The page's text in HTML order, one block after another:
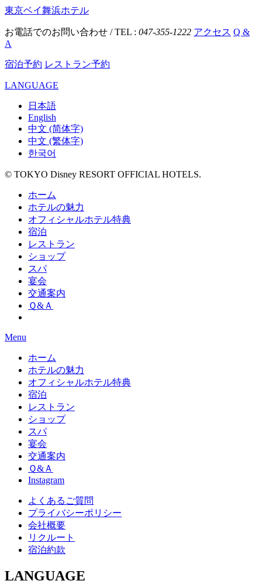
東京ベイ舞浜ホテル
お電話でのお問い合わせ / TEL : 047-355-1222 アクセス Q &
A
宿泊予約 レストラン予約
LANGUAGE
日本語
English
中文 (简体字)
中文 (繁体字)
한국어
© TOKYO Disney RESORT OFFICIAL HOTELS.
ホーム
ホテルの魅力
オフィシャルホテル特典
宿泊
レストラン
ショップ
スパ
宴会
交通案内
Ｑ&Ａ
Menu
ホーム
ホテルの魅力
オフィシャルホテル特典
宿泊
レストラン
ショップ
スパ
宴会
交通案内
Ｑ&Ａ
Instagram
よくあるご質問
プライバシーポリシー
会社概要
リクルート
宿泊約款
LANGUAGE